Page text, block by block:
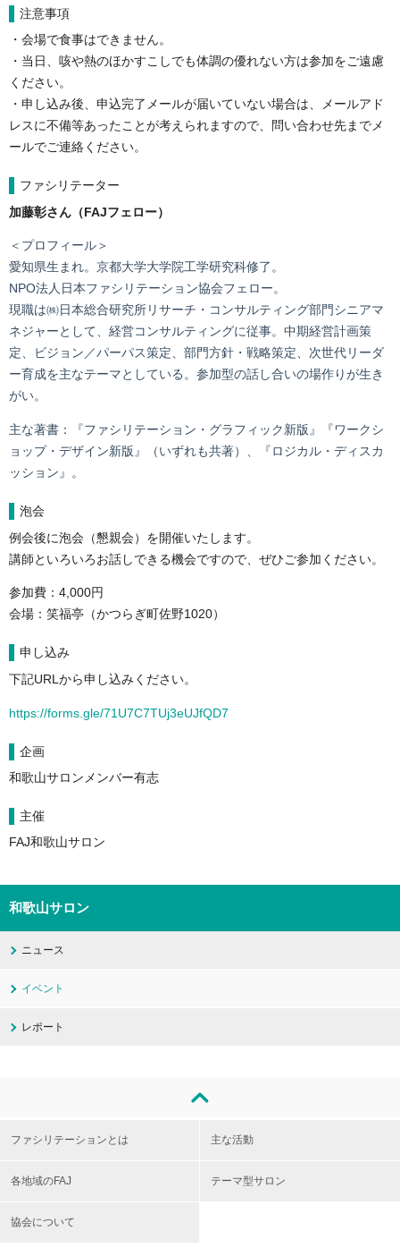
注意事項
・会場で食事はできません。
・当日、咳や熱のほかすこしでも体調の優れない方は参加をご遠慮
ください。
・申し込み後、申込完了メールが届いていない場合は、メールアド
レスに不備等あったことが考えられますので、問い合わせ先までメ
ールでご連絡ください。
ファシリテーター
加藤彰さん（FAJフェロー）
＜プロフィール＞
愛知県生まれ。京都大学大学院工学研究科修了。
NPO法人日本ファシリテーション協会フェロー。
現職は㈱日本総合研究所リサーチ・コンサルティング部門シニアマ
ネジャーとして、経営コンサルティングに従事。中期経営計画策
定、ビジョン／パーパス策定、部門方針・戦略策定、次世代リーダ
ー育成を主なテーマとしている。参加型の話し合いの場作りが生き
がい。
主な著書：『ファシリテーション・グラフィック新版』『ワークシ
ョップ・デザイン新版』（いずれも共著）、『ロジカル・ディスカ
ッション』。
泡会
例会後に泡会（懇親会）を開催いたします。
講師といろいろお話しできる機会ですので、ぜひご参加ください。
参加費：4,000円
会場： 笑福亭（かつらぎ町佐野1020）
申し込み
下記URLから申し込みください。
https://forms.gle/71U7C7TUj3eUJfQD7
企画
和歌山サロンメンバー有志
主催
FAJ和歌山サロン
和歌山サロン
ニュース
イベント
レポート
ファシリテーションとは 主な活動
各地域のFAJ テーマ型サロン
協会について